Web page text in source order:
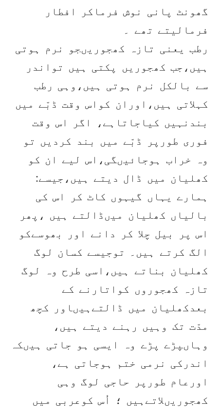
گھونٹ پانی نوش فرماکر افطار
فرمالیتے تھے ۔
رطب یعنی تازہ کھجوریںجو نرم ہوتی
ہیں،جب کھجوریں پکتی ہیں تواندر
سے بالکل نرم ہوتی ہیں،وہی رطب
کہلاتی ہیں،اوران کواس وقت ڈبّے میں
بندنہیں کیاجاتاہے، اگر اس وقت
فوری طورپر ڈبّے میں بند کردیں تو
وہ خراب ہوجائیںگی،اس لیے ان کو
کھلیان میں ڈال دیتے ہیں،جیسے:
ہمارے یہاں گیہوں کاٹ کر اس کی
بالیاں کھلیان میںڈالتے ہیں ،پھر
اس پر بیل چلا کر دانے اور بھوسےکو
الگ کرتے ہیں۔ توجیسے کسان لوگ
کھلیان بناتے ہیں،اسی طرح وہ لوگ
تازہ کھجوروں کواتارنے کے
بعدکھلیان میں ڈالتےہیںاور کچھ
مدّت تک وہیں رہنے دیتے ہیں،
وہاںپڑے پڑے وہ ایسی ہو جاتی ہیںکہ
اندرکی نرمی ختم ہوجاتی ہے،
اورعام طورپر حاجی لوگ وہی
کھجوریںلاتےہیں ؛ اُس کوعربی میں